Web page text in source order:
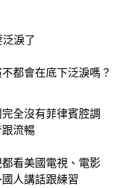
淚了
都會在底下泛淚嗎？
全沒有菲律賓腔調
流暢
看美國電視、電影
人講話跟練習